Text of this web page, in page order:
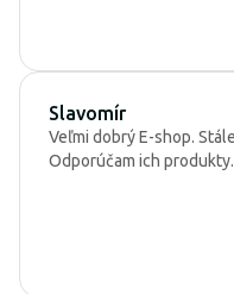
Slavomír
Veľmi dobrý E-shop.
Odporúčam ich produkty.